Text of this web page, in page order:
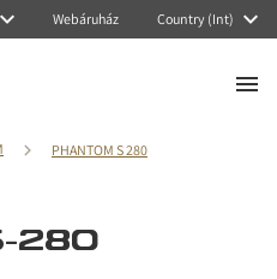
Webáruház Country (Int)
PHANTOM S 280
280